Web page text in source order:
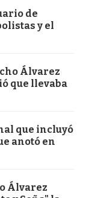
de
y el
Álvarez
que llevaba
que incluyó
anotó en
Álvarez